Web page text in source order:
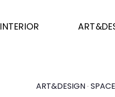
INTERIOR
ART&DESIGN · SPACE